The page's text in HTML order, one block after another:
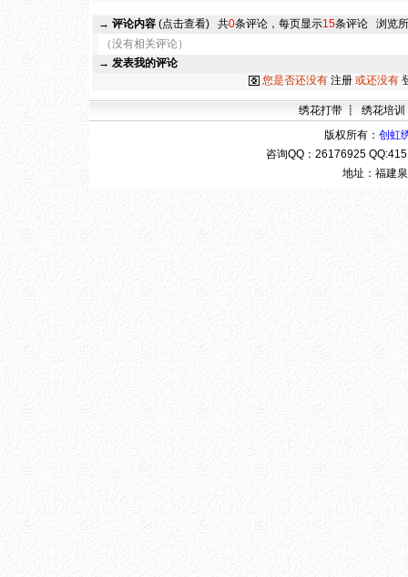
→ 评论内容 (点击查看) 共0条评论，每页显示15条评论 浏览
（没有相关评论）
→ 发表我的评论
您是否还没有 注册或还没有
绣花打带 ┋
绣花培训
版权所有： 创虹
咨询QQ： 26176925
地址：福建